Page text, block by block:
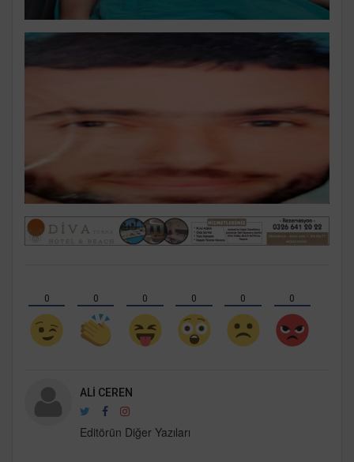
0 0 0 0 0 0
ALI CEREN
Editörün Diğer Yazıları